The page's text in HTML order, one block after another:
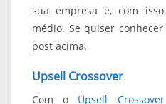
sua empresa e, com
médio. Se quiser
post acima.
Upsell Crossover
Com o Upsell Crossover